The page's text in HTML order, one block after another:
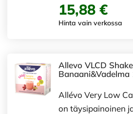
15,88 €
Hinta vain verkossa
Allevo VLCD Shake
Banaani&Vadelma
Allévo Very Low
on täysipainoinen